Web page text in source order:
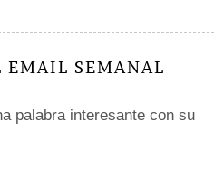
EMAIL SEMANAL
palabra interesante con su